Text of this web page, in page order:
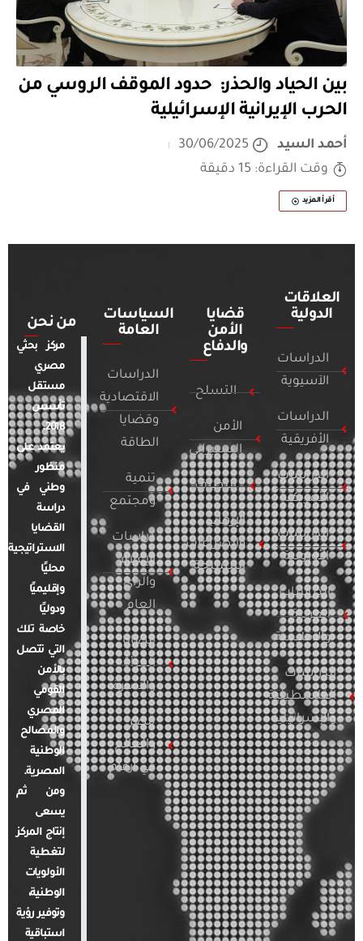
بين الحياد والحذر: حدود الموقف الروسي من
الحرب الإيرانية الإسرائيلية
أحمد السيد
30/06/2025
وقت القراءة: 15 دقيقة
أقرأ المزيد
العلاقات
الدولية
الدراسات
الآسيوية
الدراسات
الأفريقية
الدراسات
الأمريكية
الدراسات
الأوروبية
الدراسات
العربية
والإقليمية
الدراسات
الفلسطينية
والإسرائيلية
قضايا
الأمن
والدفاع
التسلح
الأمن
السيبراني
التطرف
الإرهاب
والصراعات
المسلحة
السياسات
العامة
الدراسات
الاقتصادية
وقضايا
الطاقة
تنمية
ومجتمع
دراسات
الإعلام
والرأي
العام
قضايا
المرأة
والأسرة
مصر
والعالم
في أرقام
من نحن
مركز بحثي
مصري
مستقل
تأسس
2018.
يعتمد على
منظور
وطني في
دراسة
القضايا
الاستراتيجية
محليًا
وإقليميًا
ودوليًا
خاصة تلك
التي تتصل
بالأمن
القومي
المصري
والمصالح
الوطنية
المصرية.
ومن ثم
يسعى
إنتاج المركز
لتغطية
الأولويات
الوطنية،
وتوفير رؤية
استباقية